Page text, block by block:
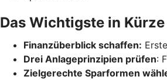
Das Wichtigste in Kürze
Finanzüberblick schaffen:
Drei Anlageprinzipien prüfen:
Zielgerechte Sparformen